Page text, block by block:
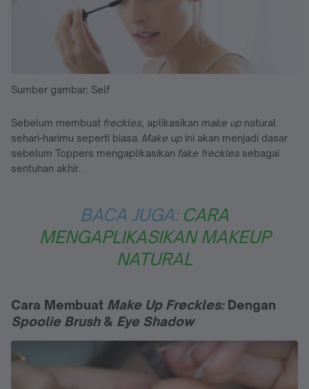
Sumber gambar: Self
Sebelum membuat freckles, aplikasikan make up natural
sehari-harimu seperti biasa. Make up ini akan menjadi dasar
sebelum Toppers mengaplikasikan fake freckles sebagai
sentuhan akhir.
BACA JUGA: CARA
MENGAPLIKASIKAN MAKEUP
NATURAL
Cara Membuat Make Up Freckles:Dengan
Spoolie Brush& Eye Shadow